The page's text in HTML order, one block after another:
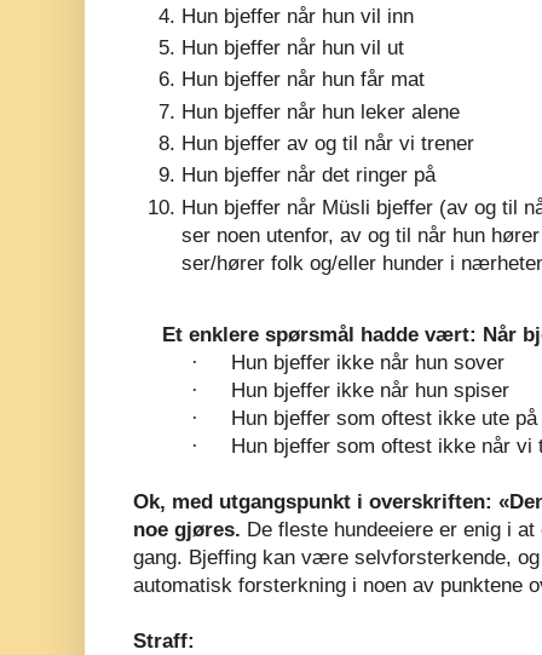
Hun bjeffer når hun vil inn
Hun bjeffer når hun vil ut
Hun bjeffer når hun får mat
Hun bjeffer når hun leker alene
Hun bjeffer av og til når vi trener
Hun bjeffer når det ringer på
Hun bjeffer når Müsli bjeffer (av og til
ser noen utenfor, av og til når hun
ser/hører folk og/eller hunder i
Et enklere spørsmål hadde vært: Når
·
Hun bjeffer ikke når hun sover
·
Hun bjeffer ikke når hun spiser
·
Hun bjeffer som oftest ikke ute på
·
Hun bjeffer som oftest ikke når vi
Ok, med utgangspunkt i overskriften:
noe gjøres. De fleste hundeeiere er enig i
gang. Bjeffing kan være selvforsterkende,
automatisk forsterkning i noen av punktene
Straff: